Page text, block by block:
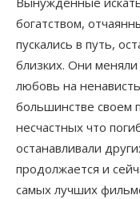
богатством,
пускались в путь,
близких. Они
любовь на
большинстве своем
несчастных что
останавливали
продолжается и
самых лучших